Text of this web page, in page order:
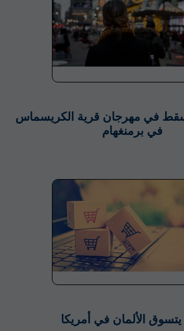
في مهرجان قرية الكريسماس
في برمنغهام
يتسوق الألمان في أمريكا